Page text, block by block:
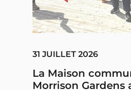
31 JUILLET 2026
La Maison
Morrison Gardens